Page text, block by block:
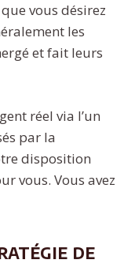
vous désirez
les
et fait leurs
réel via l’un
par la
disposition
vous. Vous avez
de